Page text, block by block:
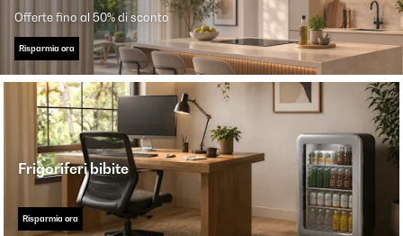
Offerte fino al 50% di sconto
Risparmia ora
Frigoriferi bibite
Risparmia ora